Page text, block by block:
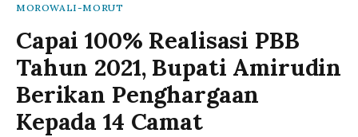
MOROWALI-MORUT
Capai 100% Realisasi PBB
Tahun 2021, Bupati Amirudin
Berikan Penghargaan
Kepada 14 Camat